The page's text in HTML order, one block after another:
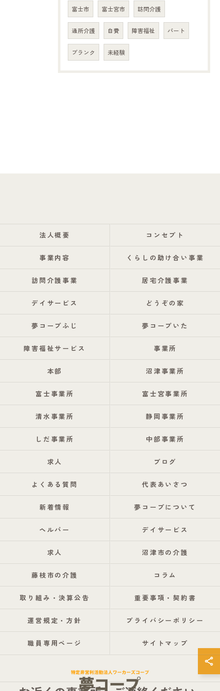
富士市 富士宮市 訪問介護
通所介護 自費 障害福祉 パート
ブランク 未経験
法人概要 コンセプト
事業内容 くらしの助け合い事業
訪問介護事業 居宅介護事業
デイサービス どうぞの家
夢コープふじ 夢コープいた
障害福祉サービス 事業所
本部 沼津事業所
富士事業所 富士宮事業所
清水事業所 静岡事業所
しだ事業所 中部事業所
求人 ブログ
よくある質問 代表あいさつ
新着情報 夢コープについて
ヘルパー デイサービス
求人 沼津市の介護
藤枝市の介護 コラム
取り組み・決算公告 重要事項・契約書
運営規定・方針 プライバシーポリシー
職員専用ページ サイトマップ